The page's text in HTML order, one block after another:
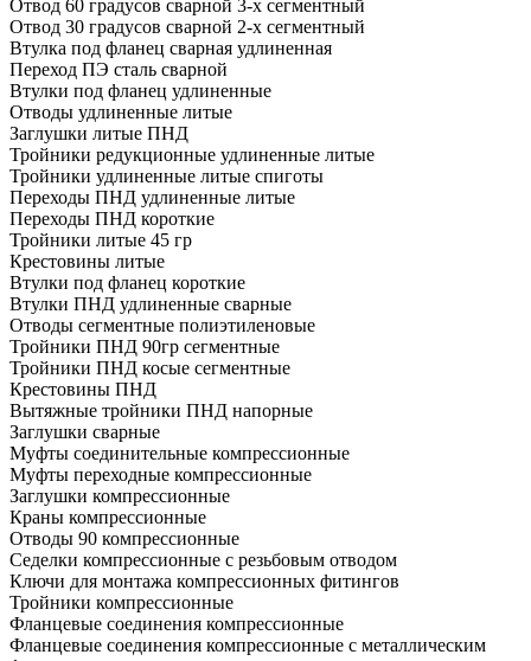
Отвод 60 градусов сварной 3-х сегментный
Отвод 30 градусов сварной 2-х сегментный
Втулка под фланец сварная удлиненная
Переход ПЭ сталь сварной
Втулки под фланец удлиненные
Отводы удлиненные литые
Заглушки литые ПНД
Тройники редукционные удлиненные литые
Тройники удлиненные литые спиготы
Переходы ПНД удлиненные литые
Переходы ПНД короткие
Тройники литые 45 гр
Крестовины литые
Втулки под фланец короткие
Втулки ПНД удлиненные сварные
Отводы сегментные полиэтиленовые
Тройники ПНД 90гр сегментные
Тройники ПНД косые сегментные
Крестовины ПНД
Вытяжные тройники ПНД напорные
Заглушки сварные
Муфты соединительные компрессионные
Муфты переходные компрессионные
Заглушки компрессионные
Краны компрессионные
Отводы 90 компрессионные
Седелки компрессионные с резьбовым отводом
Ключи для монтажа компрессионных фитингов
Тройники компрессионные
Фланцевые соединения компрессионные
Фланцевые соединения компрессионные с металлическим